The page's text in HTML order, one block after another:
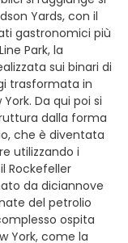
Yards, con il
gastronomici più
Park, la
sui binari di
trasformata in
Da qui poi si
dalla forma
che è diventata
utilizzando i
Rockefeller
da diciannove
del petrolio
ospita
York, come la